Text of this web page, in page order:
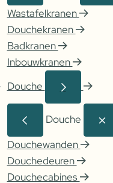
Wastafelkranen
Douchekranen
Badkranen
Inbouwkranen
Douche
Douche
Douchewanden
Douchedeuren
Douchecabines